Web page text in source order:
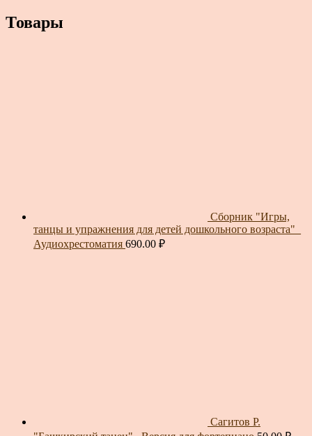
Товары
Сборник "Игры,
танцы и упражнения для детей дошкольного возраста"_
Аудиохрестоматия 690.00 ₽
Сагитов Р.